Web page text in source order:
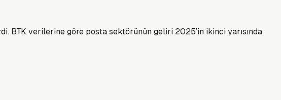
BTK verilerine göre posta sektörünün geliri 2025’in ikinci yarısında